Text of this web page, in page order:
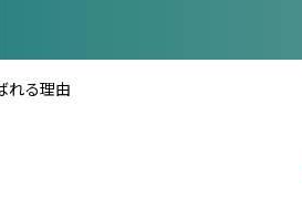
れる理由